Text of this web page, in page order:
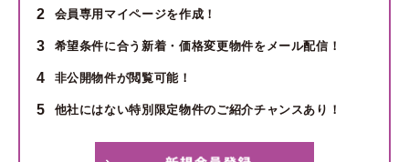
2 会員専用マイページを作成！
3 希望条件に合う新着・価格変更物件をメール配信！
4 非公開物件が閲覧可能！
5 他社にはない特別限定物件のご紹介チャンスあり！